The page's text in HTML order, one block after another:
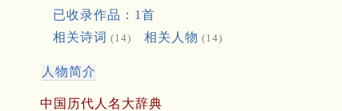
已收录作品：1首
相关诗词 (14) 相关人物 (14)
人物简介
中国历代人名大辞典